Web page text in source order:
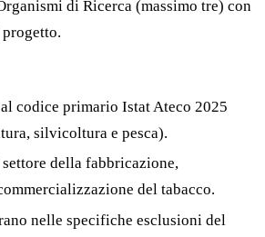
di Ricerca (massimo tre) con
codice primario Istat Ateco 2025
silvicoltura e pesca).
della fabbricazione,
del tabacco.
nelle specifiche esclusioni del